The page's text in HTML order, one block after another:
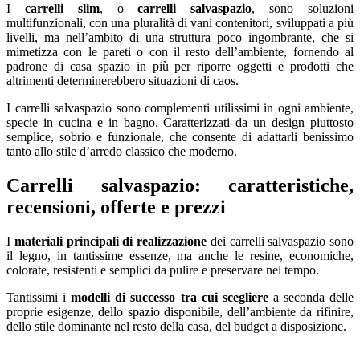
I carrelli slim, ocarrelli salvaspazio, sono soluzioni
multifunzionali, con una pluralità di vani contenitori, sviluppati a più
livelli, ma nell’ambito di una struttura poco ingombrante, che si
mimetizza con le pareti o con il resto dell’ambiente, fornendo al
padrone di casa spazio in più per riporre oggetti e prodotti che
altrimenti determinerebbero situazioni di caos.
I carrelli salvaspazio sono complementi utilissimi in ogni ambiente,
specie in cucina e in bagno. Caratterizzati da un design piuttosto
semplice, sobrio e funzionale, che consente di adattarli benissimo
tanto allo stile d’arredo classico che moderno.
Carrelli salvaspazio: caratteristiche,
recensioni, offerte e prezzi
I materiali principali di realizzazione dei carrelli salvaspazio sono
il legno, in tantissime essenze, ma anche le resine, economiche,
colorate, resistenti e semplici da pulire e preservare nel tempo.
Tantissimi imodelli di successo tra cui sceglierea seconda delle
proprie esigenze, dello spazio disponibile, dell’ambiente da rifinire,
dello stile dominante nel resto della casa, del budget a disposizione.